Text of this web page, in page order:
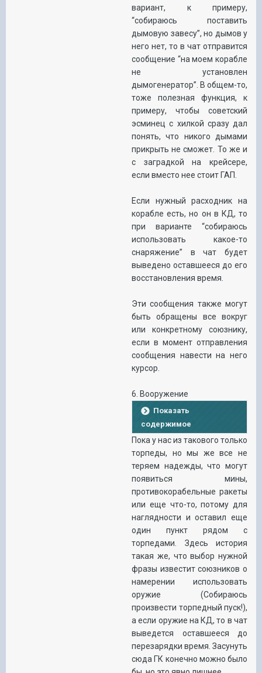
вариант, к примеру,
“собираюсь поставить
дымовую завесу”, но дымов у
него нет, то в чат отправится
сообщение “на моем корабле
не установлен
дымогенератор”. В общем-то,
тоже полезная функция, к
примеру, чтобы советский
эсминец с хилкой сразу дал
понять, что никого дымами
прикрыть не сможет. То же и
с заградкой на крейсере,
если вместо нее стоит ГАП.
Если нужный расходник на
корабле есть, но он в КД, то
при варианте “собираюсь
использовать какое-то
снаряжение” в чат будет
выведено оставшееся до его
восстановления время.
Эти сообщения также могут
быть обращены все вокруг
или конкретному союзнику,
если в момент отправления
сообщения навести на него
курсор.
6. Вооружение
Показать
содержимое
Пока у нас из такового только
торпеды, но мы же все не
теряем надежды, что могут
появиться мины,
противокорабельные ракеты
или еще что-то, потому для
наглядности и оставил еще
один пункт рядом с
торпедами. Здесь история
такая же, что выбор нужной
фразы известит союзников о
намерении использовать
оружие (Собираюсь
произвести торпедный пуск!),
а если оружие на КД, то в чат
выведется оставшееся до
перезарядки время. Засунуть
сюда ГК конечно можно было